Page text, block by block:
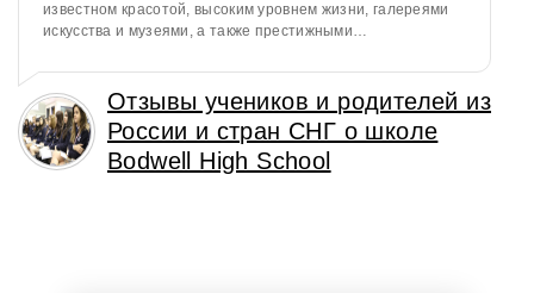
известном красотой, высоким уровнем жизни, галереями
искусства и музеями, а также престижными…
Отзывы учеников и родителей из
России и стран СНГ о школе
Bodwell High School